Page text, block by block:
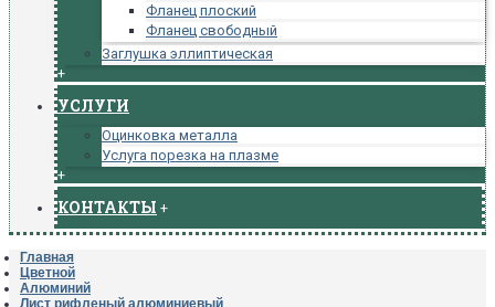
Фланец плоский
Фланец свободный
Заглушка эллиптическая
+
УСЛУГИ
Оцинковка металла
Услуга порезка на плазме
+
КОНТАКТЫ +
Главная
Цветной
Алюминий
Лист рифленый алюминиевый